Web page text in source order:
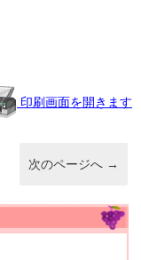
印刷画面を開きます
次のページへ →